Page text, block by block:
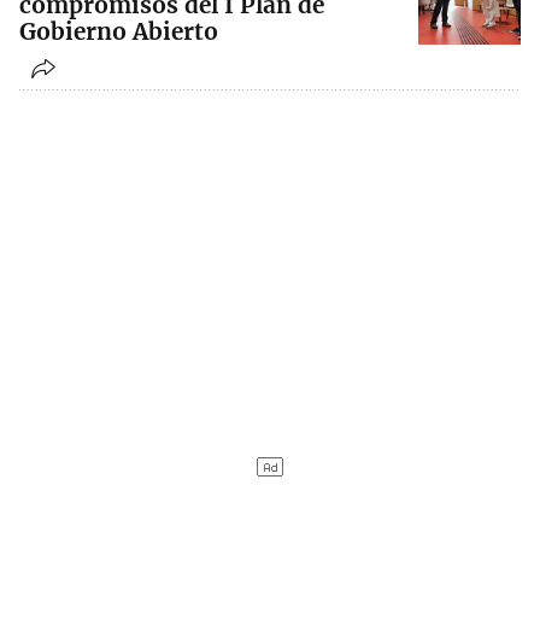
Gobierno Abierto